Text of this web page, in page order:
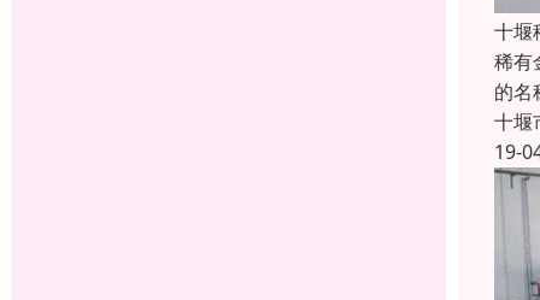
十堰
稀有
的名
十堰
19-